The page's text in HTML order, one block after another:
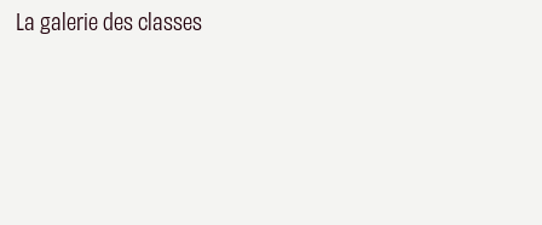
La galerie des classes